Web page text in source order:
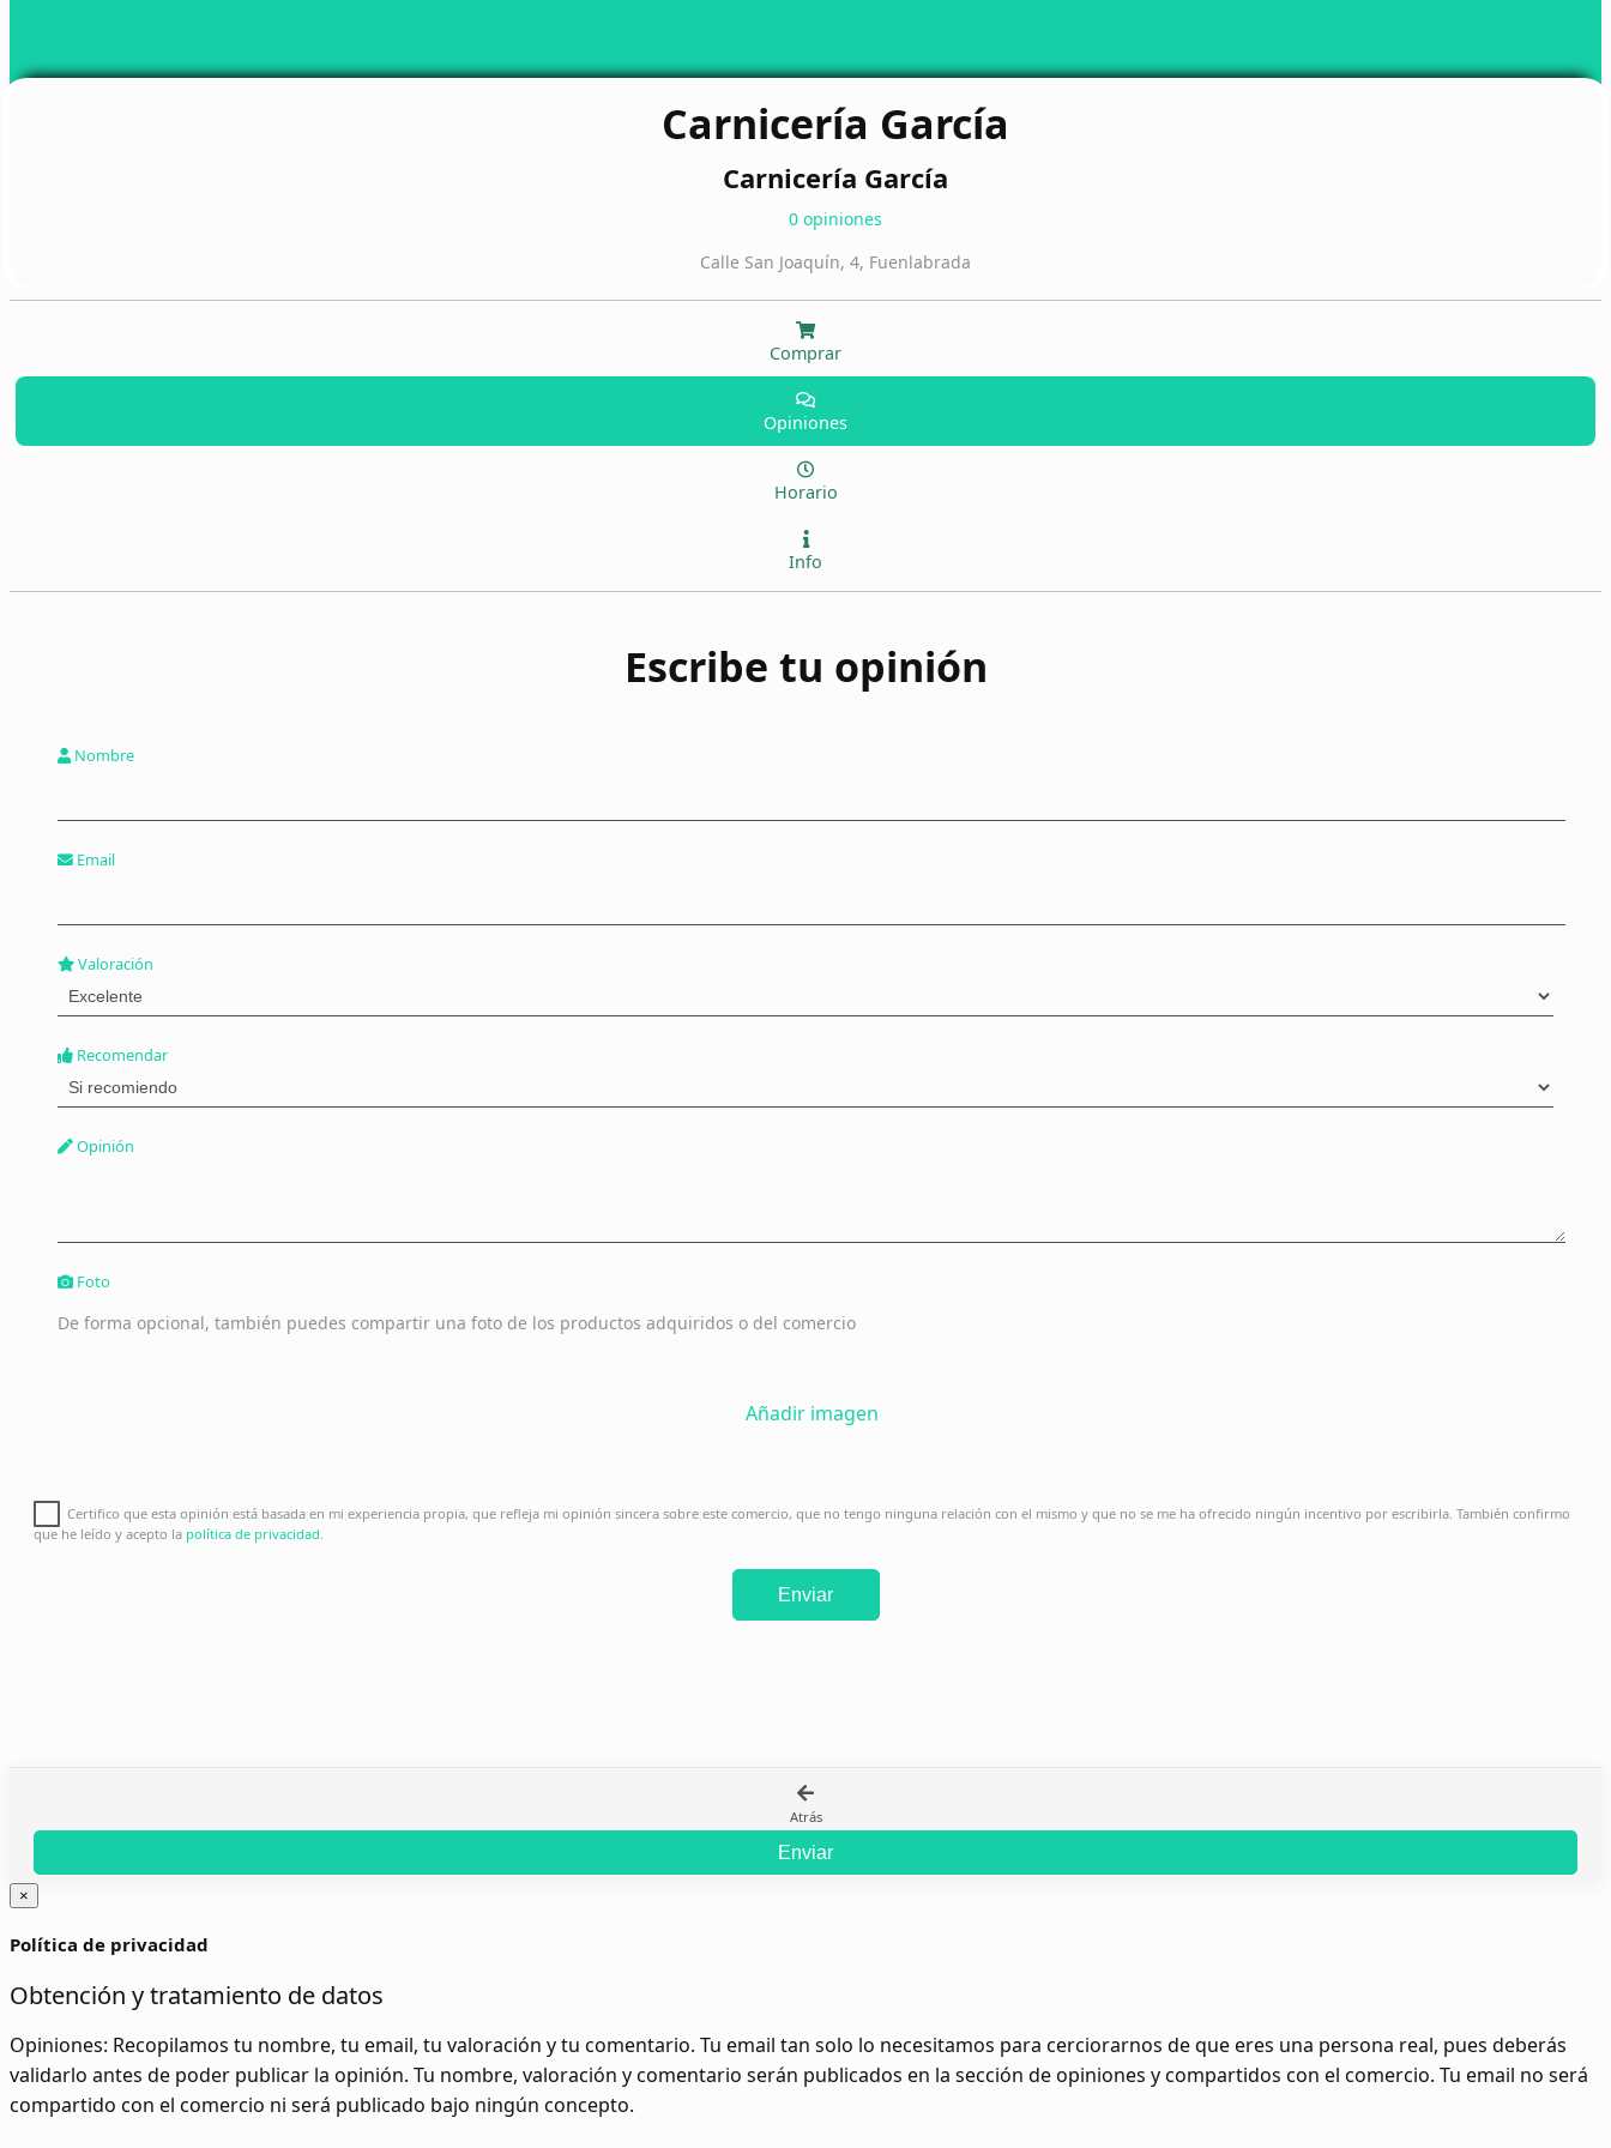
Carnicería García
Carnicería García
0 opiniones
Calle San Joaquín, 4, Fuenlabrada
Comprar
Opiniones
Horario
Info
Escribe tu opinión
Nombre
Email
Valoración
Recomendar
Opinión
Foto
De forma opcional, también puedes compartir una foto de los productos adquiridos o del comercio
Añadir imagen
Certifico que esta opinión está basada en mi experiencia propia, que refleja mi opinión sincera sobre este comercio, que no tengo ninguna relación con el mismo y que no se me ha ofrecido ningún incentivo por escribirla. También confirmo
que he leído y acepto la política de privacidad.
Enviar
Atrás
Enviar
×
Política de privacidad
Obtención y tratamiento de datos
Opiniones: Recopilamos tu nombre, tu email, tu valoración y tu comentario. Tu email tan solo lo necesitamos para cerciorarnos de que eres una persona real, pues deberás
validarlo antes de poder publicar la opinión. Tu nombre, valoración y comentario serán publicados en la sección de opiniones y compartidos con el comercio. Tu email no será
compartido con el comercio ni será publicado bajo ningún concepto.